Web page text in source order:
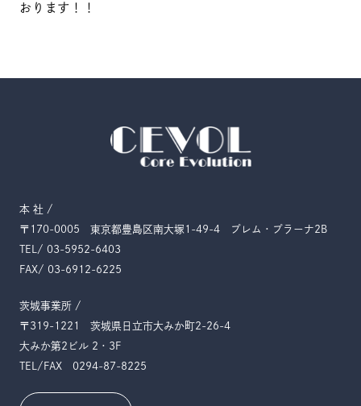
おります！！
本 社 /
〒170-0005 東京都豊島区南大塚1-49-4
プレム・プラーナ2B
TEL/ 03-5952-6403
FAX/ 03-6912-6225
茨城事業所 /
〒319-1221 茨城県日立市大みか町2-26-4
大みか第2ビル 2・3F
TEL/FAX 0294-87-8225